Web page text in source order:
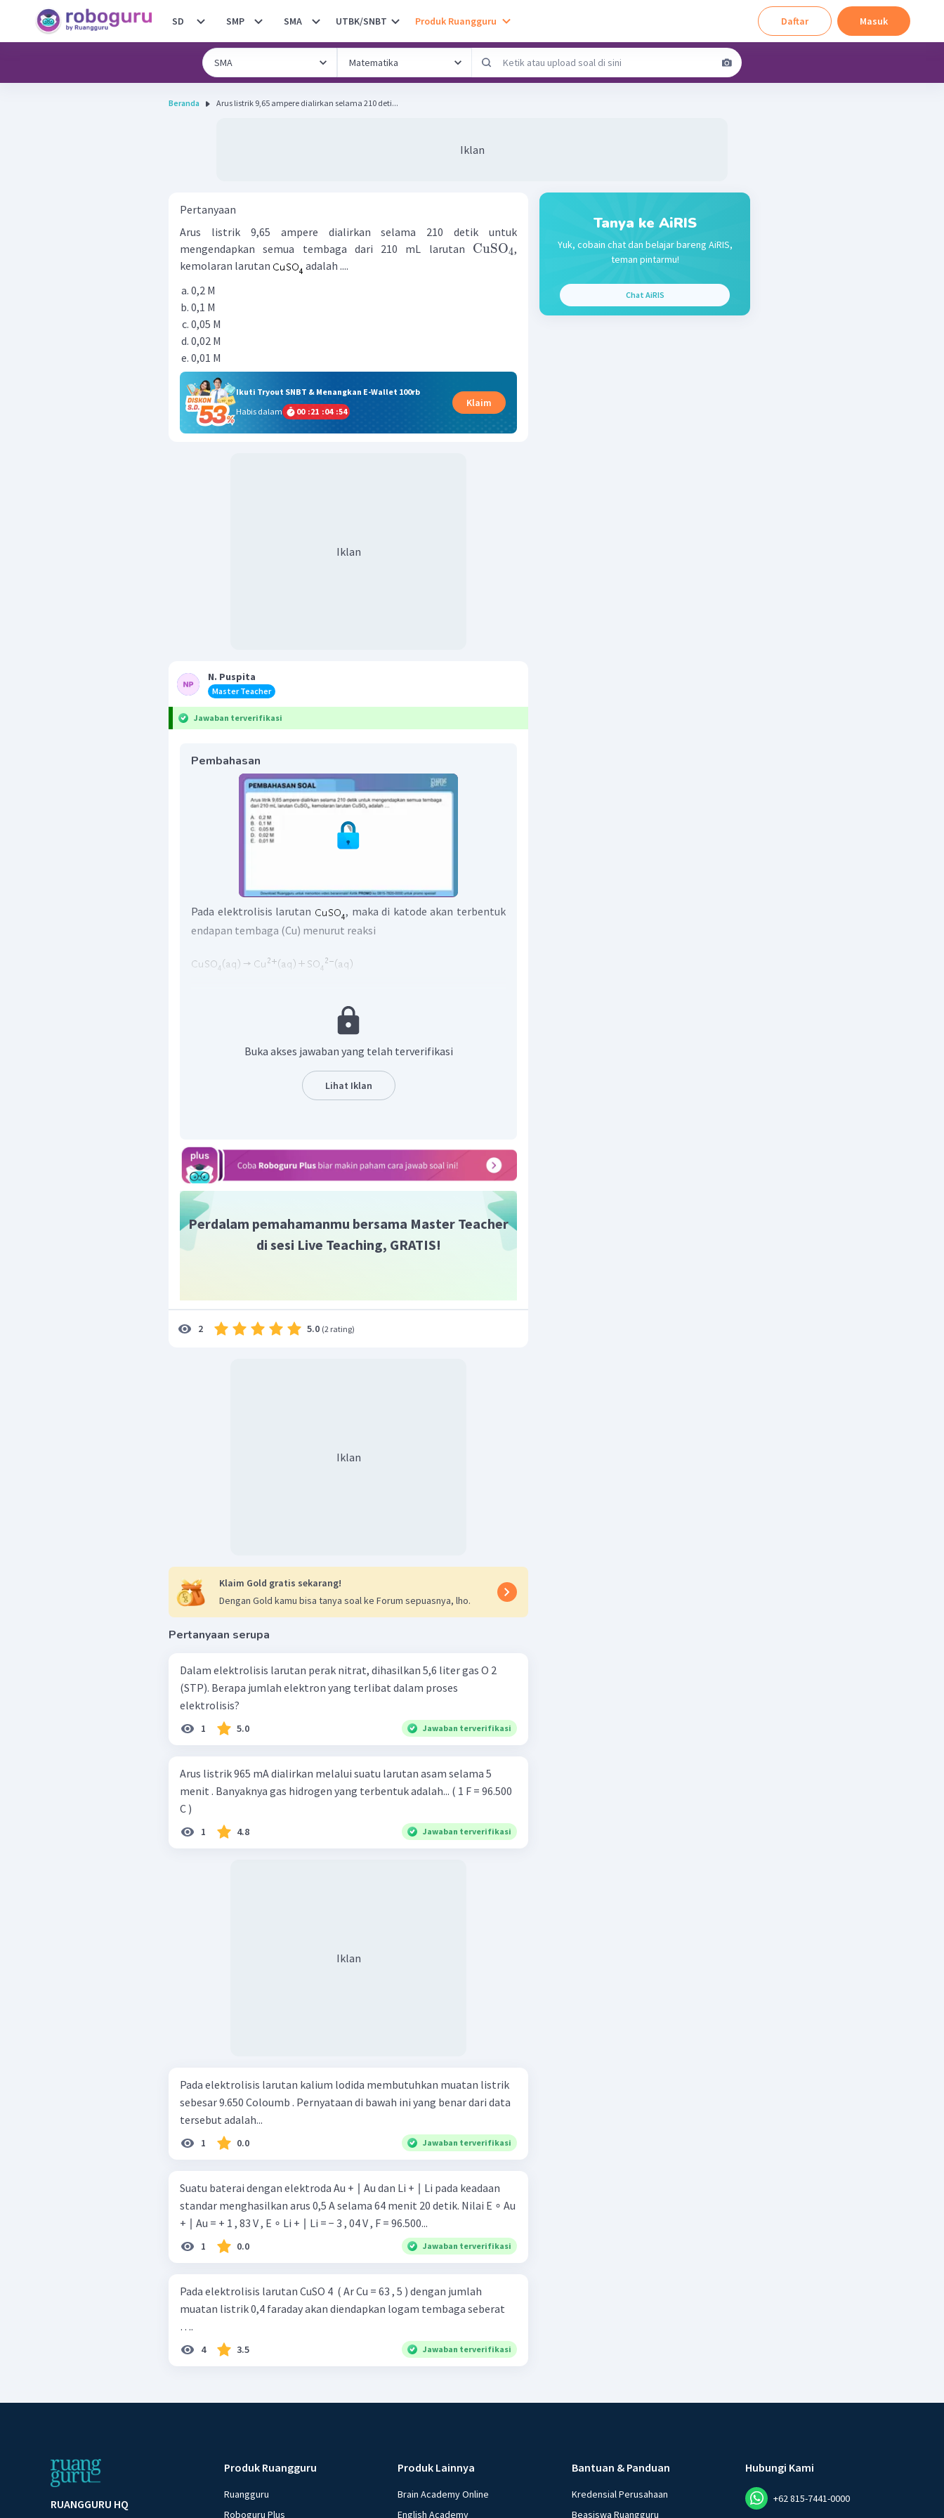
SD SMP SMA UTBK/SNBT Produk Ruangguru Daftar Masuk
Beranda Arus listrik 9,65 ampere dialirkan selama 210 deti...
Iklan
Pertanyaan
Arus listrik 9,65 ampere dialirkan selama 210 detik untuk
mengendapkan semua tembaga dari 210 mL larutan CuSO4,
kemolaran larutan
adalah ....
0,2 M
0,1 M
0,05 M
0,02 M
0,01 M
Ikuti Tryout SNBT & Menangkan E-Wallet 100rb
Habis dalam
00 :21 :04 :54
Klaim
Iklan
N. Puspita
Master Teacher
Jawaban terverifikasi
Pembahasan
Pada elektrolisis larutan
, maka di katode akan terbentuk
endapan tembaga (Cu) menurut reaksi
Kemudian cari massa di katode yang mengendap menggunakan
rumus dari Hukum Faraday I
Massa tembaga yang diendapkan adalah 0,67 gram. Untuk
mencari konsentrasi larutan, maka terlebih dahulu dicari mol dari
senyawa tersebut kemudian dapat dicari kemolaran larutan.
Buka akses jawaban yang telah terverifikasi
Lihat Iklan
Perdalam pemahamanmu bersama Master Teacher
di sesi Live Teaching, GRATIS!
2 5.0 (2 rating)
Iklan
Klaim Gold gratis sekarang!
Dengan Gold kamu bisa tanya soal ke Forum sepuasnya, lho.
Pertanyaan serupa
Dalam elektrolisis larutan perak nitrat, dihasilkan 5,6 liter gas O 2 ​
(STP). Berapa jumlah elektron yang terlibat dalam proses
elektrolisis?
1 5.0 Jawaban terverifikasi
Arus listrik 965 mA dialirkan melalui suatu larutan asam selama 5
menit . Banyaknya gas hidrogen yang terbentuk adalah... ( 1 F = 96.500
C )
1 4.8 Jawaban terverifikasi
Iklan
Pada elektrolisis larutan kalium lodida membutuhkan muatan listrik
sebesar 9.650 Coloumb . Pernyataan di bawah ini yang benar dari data
tersebut adalah...
1 0.0 Jawaban terverifikasi
Suatu baterai dengan elektroda Au + ∣ Au dan Li + ∣ Li pada keadaan
standar menghasilkan arus 0,5 A selama 64 menit 20 detik. Nilai E ∘ Au
+ ∣ Au = + 1 , 83 V , E ∘ Li + ∣ Li = − 3 , 04 V , F = 96.500...
1 0.0 Jawaban terverifikasi
Pada elektrolisis larutan CuSO 4 ​ ( Ar Cu = 63 , 5 ) dengan jumlah
muatan listrik 0,4 faraday akan diendapkan logam tembaga seberat
….
4 3.5 Jawaban terverifikasi
Tanya ke AiRIS
Yuk, cobain chat dan belajar bareng AiRIS,
teman pintarmu!
Chat AiRIS
RUANGGURU HQ
Produk Ruangguru
Ruangguru
Roboguru Plus
Produk Lainnya
Brain Academy Online
English Academy
Bantuan & Panduan
Kredensial Perusahaan
Beasiswa Ruangguru
Hubungi Kami
+62 815-7441-0000